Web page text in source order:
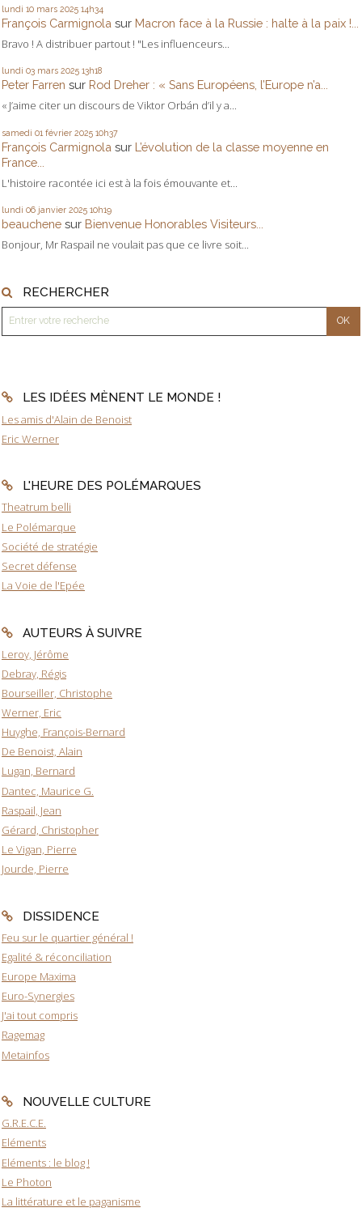
lundi 10 mars 2025 14h34
François Carmignola sur Macron face à la Russie : halte à la paix !...
Bravo ! A distribuer partout ! "Les influenceurs...
lundi 03 mars 2025 13h18
Peter Farren sur Rod Dreher : « Sans Européens, l’Europe n’a...
« J’aime citer un discours de Viktor Orbán d’il y a...
samedi 01 février 2025 10h37
François Carmignola sur L’évolution de la classe moyenne en
France...
L'histoire racontée ici est à la fois émouvante et...
lundi 06 janvier 2025 10h19
beauchene sur Bienvenue Honorables Visiteurs...
Bonjour, Mr Raspail ne voulait pas que ce livre soit...
RECHERCHER
LES IDÉES MÈNENT LE MONDE !
Les amis d'Alain de Benoist
Eric Werner
L'HEURE DES POLÉMARQUES
Theatrum belli
Le Polémarque
Société de stratégie
Secret défense
La Voie de l'Epée
AUTEURS À SUIVRE
Leroy, Jérôme
Debray, Régis
Bourseiller, Christophe
Werner, Eric
Huyghe, François-Bernard
De Benoist, Alain
Lugan, Bernard
Dantec, Maurice G.
Raspail, Jean
Gérard, Christopher
Le Vigan, Pierre
Jourde, Pierre
DISSIDENCE
Feu sur le quartier général !
Egalité & réconciliation
Europe Maxima
Euro-Synergies
J'ai tout compris
Ragemag
Metainfos
NOUVELLE CULTURE
G.R.E.C.E.
Eléments
Eléments : le blog !
Le Photon
La littérature et le paganisme